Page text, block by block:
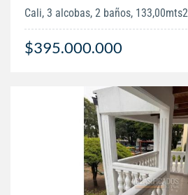
Cali, 3 alcobas, 2 baños, 133,00mts2
$395.000.000